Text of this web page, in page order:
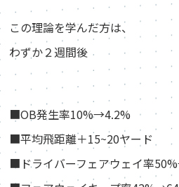
この理論を学んだ方は、
わずか２週間後
■OB発生率10%→4.2%
■平均飛距離＋15~20ヤード
■ドライバーフェアウェイ率